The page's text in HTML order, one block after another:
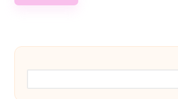
Rechercher